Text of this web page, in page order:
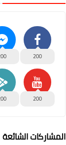
200
200
المشاركات الشائعة